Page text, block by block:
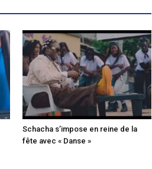
Schacha s’impose en reine de la
fête avec « Danse »